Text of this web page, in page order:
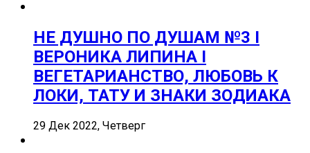
НЕ ДУШНО ПО ДУШАМ №3 I
ВЕРОНИКА ЛИПИНА I
ВЕГЕТАРИАНСТВО, ЛЮБОВЬ К
ЛОКИ, ТАТУ И ЗНАКИ ЗОДИАКА
29 Дек 2022, Четверг